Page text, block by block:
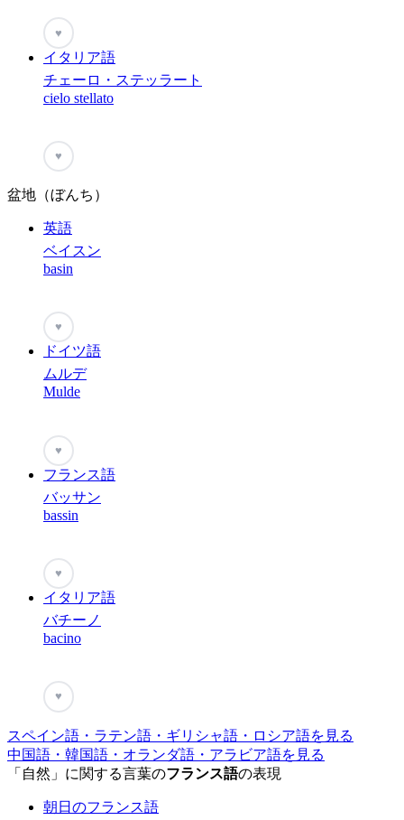
♥
イタリア語
チェーロ・ステッラート
cielo stellato
♥
盆地（ぼんち）
英語
ベイスン
basin
♥
ドイツ語
ムルデ
Mulde
♥
フランス語
バッサン
bassin
♥
イタリア語
バチーノ
bacino
♥
スペイン語・ラテン語・ギリシャ語・ロシア語を見る
中国語・韓国語・オランダ語・アラビア語を見る
「自然」に関する言葉のフランス語の表現
朝日のフランス語